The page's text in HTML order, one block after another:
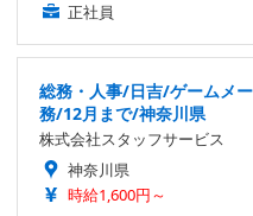
正社員
総務・人事/日吉/ゲームメ
務/12月まで/神奈川県
株式会社スタッフサービス
神奈川県
時給1,600円～